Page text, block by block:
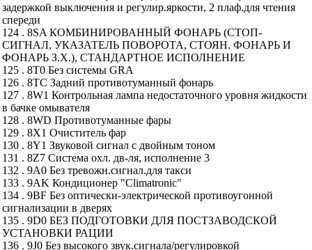
задержкой выключения и регулир.яркости, 2 плаф.для чтения
спереди
124 . 8SA КОМБИНИРОВАННЫЙ ФОНАРЬ (СТОП-
СИГНАЛ, УКАЗАТЕЛЬ ПОВОРОТА, СТОЯН. ФОНАРЬ И
ФОНАРЬ З.Х.), СТАНДАРТНОЕ ИСПОЛНЕНИЕ
125 . 8T0 Без системы GRA
126 . 8TC Задний противотуманный фонарь
127 . 8W1 Контрольная лампа недостаточного уровня жидкости
в бачке омывателя
128 . 8WD Противотуманные фары
129 . 8X1 Очиститель фар
130 . 8Y1 Звуковой сигнал с двойным тоном
131 . 8Z7 Система охл. дв-ля, исполнение 3
132 . 9A0 Без тревожн.сигнал.для такси
133 . 9AK Кондиционер "Climatronic"
134 . 9BF Без оптически-электрической противоугонной
сигнализации в дверях
135 . 9D0 БЕЗ ПОДГОТОВКИ ДЛЯ ПОСТЗАВОДСКОЙ
УСТАНОВКИ РАЦИИ
136 . 9J0 Без высокого звук.сигнала/регулировкой